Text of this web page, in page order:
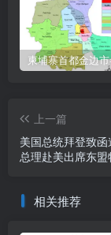
上一篇
美国总统拜登致
总理赴美出席东
相关推荐